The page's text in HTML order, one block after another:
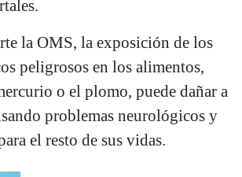
la OMS, la exposición de los
peligrosos en los alimentos,
o el plomo, puede dañar a
problemas neurológicos y
el resto de sus vidas.